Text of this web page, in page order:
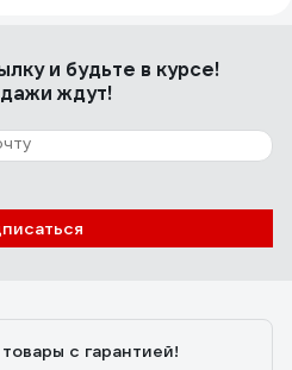
и будьте в курсе!
ждут!
с гарантией!